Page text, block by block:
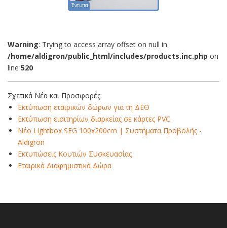
Έντυπα
Warning: Trying to access array offset on null in
/home/aldigron/public_html/includes/products.inc.php on
line 520
Σχετικά Νέα και Προσφορές:
Εκτύπωση εταιρικών δώρων για τη ΔΕΘ
Εκτύπωση εισιτηρίων διαρκείας σε κάρτες PVC.
Νέο Lightbox SEG 100x200cm | Συστήματα Προβολής -
Aldigron
Εκτυπώσεις Κουτιών Συσκευασίας
Εταιρικά Διαφημιστικά Δώρα